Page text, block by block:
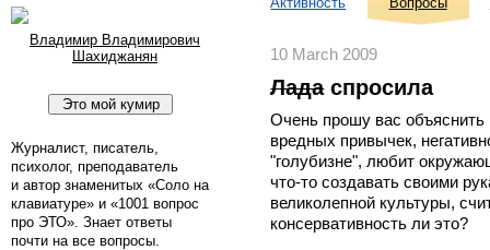
Владимир Владимирович
Шахиджанян
Журналист, писатель,
психолог, преподаватель
и автор знаменитых «Соло на
клавиатуре» и «1001 вопрос
про ЭТО». Знает ответы
почти на все вопросы.
10 March 2009
Ладаспросила
Очень прошу вас объяснить
вредных привычек,
"голубизне", любит
что-то создавать своими
великолепной культуры,
консервативность ли это?